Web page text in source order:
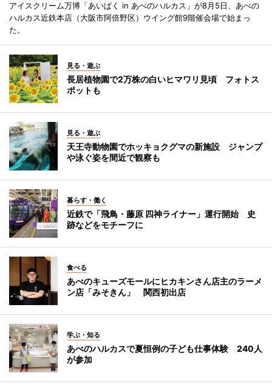
アイスクリーム万博「あいぱく in あべのハルカス」が8月5日、あべの
ハルカス近鉄本店（大阪市阿倍野区）ウイング館9階催会場で始まっ
た。
見る・遊ぶ
長居植物園で2万株の白いヒマワリ見頃 フォトス
ポットも
見る・遊ぶ
天王寺動物園でホッキョクグマの新施設 ジャンプ
や泳ぐ姿を間近で観察も
暮らす・働く
近鉄で「飛鳥・藤原 四神ライナー」運行開始 史
跡などをモチーフに
食べる
あべのキューズモールにヒカキンさん店主のラーメ
ン店「みそきん」 関西初出店
学ぶ・知る
あべのハルカスで夏恒例の子ども仕事体験 240人
が参加